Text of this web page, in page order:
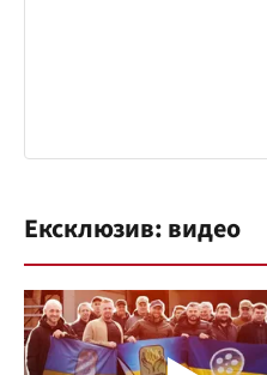
Ексклюзив: видео